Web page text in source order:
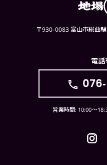
〒930-0083 富山市総曲
電
営業時間: 10:00〜